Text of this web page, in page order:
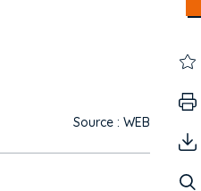
Source : WEB